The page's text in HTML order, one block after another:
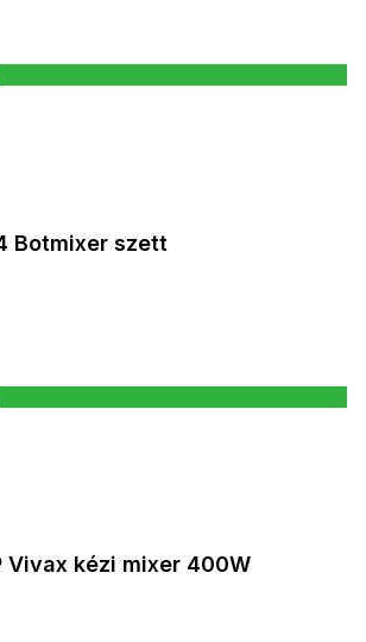
Botmixer szett
Vivax kézi mixer 400W